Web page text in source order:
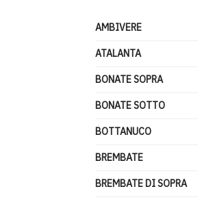
AMBIVERE
ATALANTA
BONATE SOPRA
BONATE SOTTO
BOTTANUCO
BREMBATE
BREMBATE DI SOPRA